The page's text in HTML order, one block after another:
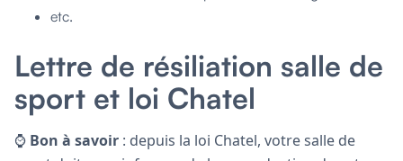
etc.
Lettre de résiliation salle de
sport et loi Chatel
⌚ Bon à savoir : depuis la loi Chatel, votre salle de